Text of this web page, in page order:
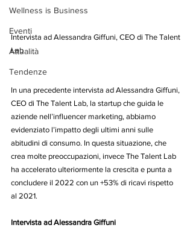
Wellness is Business
Eventi
Attualità
Tendenze
Intervista ad Alessandra Giffuni, CEO di The Talent
Lab
In una precedente intervista ad Alessandra Giffuni,
CEO di The Talent Lab, la startup che guida le
aziende nell’influencer marketing, abbiamo
evidenziato l’impatto degli ultimi anni sulle
abitudini di consumo. In questa situazione, che
crea molte preoccupazioni, invece The Talent Lab
ha accelerato ulteriormente la crescita e punta a
concludere il 2022 con un +53% di ricavi rispetto
al 2021.
Intervista ad Alessandra Giffuni